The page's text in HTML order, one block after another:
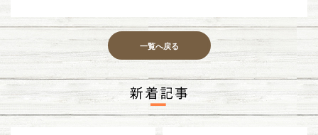
一覧へ戻る